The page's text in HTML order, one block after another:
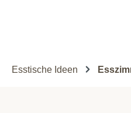
Esstische Ideen